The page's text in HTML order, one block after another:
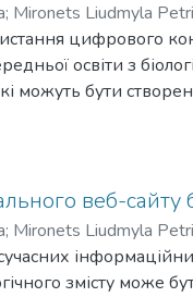
; Mironets Liudmyla
цифрового
освіти з
можуть бути
доступні
та
об’єктів та
неабияких
створення
веб-сайту
; Mironets Liudmyla
змісту може